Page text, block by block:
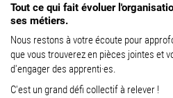
Tout ce qui fait évoluer
ses métiers.
Nous restons à votre écoute pour
que vous trouverez en pièces jointes et
d'engager des apprenti·es.
C'est un grand défi collectif à relever !